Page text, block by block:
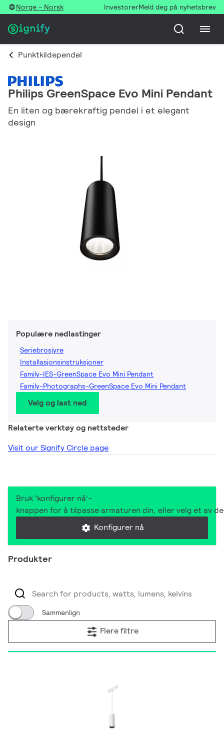
Norge - Norsk InvestorerMeld deg på nyhetsbrev
Punktkildependel
Philips GreenSpace Evo Mini Pendant
En liten og bærekraftig pendel i et elegant
design
Populære nedlastinger
Seriebrosjyre
Installasjonsinstruksjoner
Family-IES-GreenSpace Evo Mini Pendant
Family-Photographs-GreenSpace Evo Mini Pendant
Velg og last ned
Relaterte verktøy og nettsteder
Visit our Signify Circle page
Bruk 'konfigurer nå'-
knappen for å tilpasse armaturen din, eller velg et av
Konfigurer nå
Produkter
Sammenlign
Flere filtre